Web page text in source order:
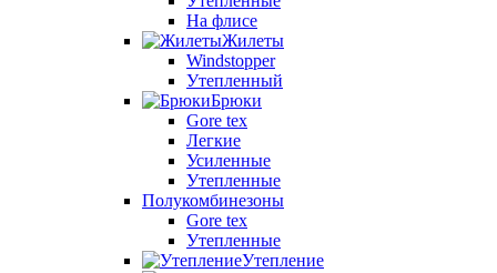
На флисе
Жилеты
Windstopper
Утепленный
Брюки
Gore tex
Легкие
Усиленные
Утепленные
Полукомбинезоны
Gore tex
Утепленные
Утепление